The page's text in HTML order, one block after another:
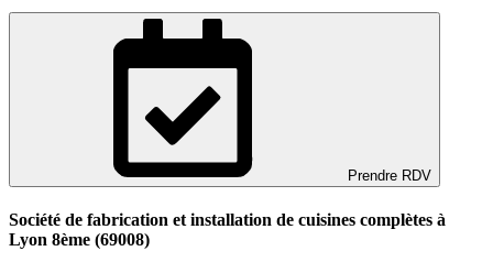
Prendre RDV
Société de fabrication et installation de cuisines complètes à
Lyon 8ème (69008)